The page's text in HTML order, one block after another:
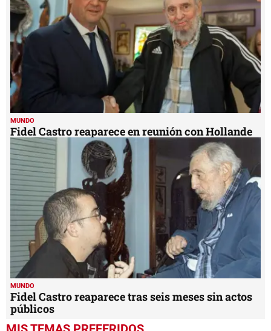
MUNDO
Fidel Castro reaparece en reunión con Hollande
MUNDO
Fidel Castro reaparece tras seis meses sin actos
públicos